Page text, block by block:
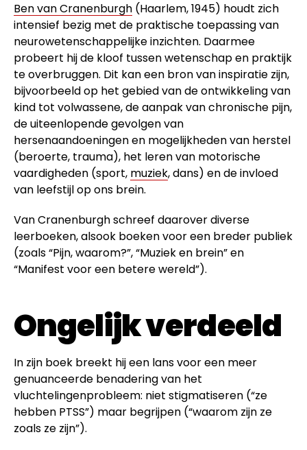
Ben van Cranenburgh (Haarlem, 1945) houdt zich
intensief bezig met de praktische toepassing van
neurowetenschappelijke inzichten. Daarmee
probeert hij de kloof tussen wetenschap en praktijk
te overbruggen. Dit kan een bron van inspiratie zijn,
bijvoorbeeld op het gebied van de ontwikkeling van
kind tot volwassene, de aanpak van chronische pijn,
de uiteenlopende gevolgen van
hersenaandoeningen en mogelijkheden van herstel
(beroerte, trauma), het leren van motorische
vaardigheden (sport, muziek, dans) en de invloed
van leefstijl op ons brein.
Van Cranenburgh schreef daarover diverse
leerboeken, alsook boeken voor een breder publiek
(zoals “Pijn, waarom?”, “Muziek en brein” en
“Manifest voor een betere wereld”).
Ongelijk verdeeld
In zijn boek breekt hij een lans voor een meer
genuanceerde benadering van het
vluchtelingenprobleem: niet stigmatiseren (“ze
hebben PTSS”) maar begrijpen (“waarom zijn ze
zoals ze zijn”).